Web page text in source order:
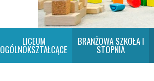
LICEUM
OGÓLNOKSZTAŁCĄCE
BRANŻOWA SZKOŁA I
STOPNIA